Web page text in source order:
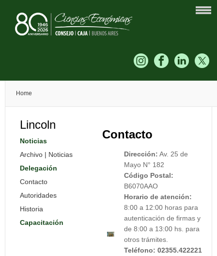
Home
Lincoln
Noticias
Archivo | Noticias
Delegación
Contacto
Autoridades
Historia
Capacitación
Contacto
Dirección: Av. 25 de
Mayo N° 182
Código Postal:
B6070AAO
Horario de atención:
8:00 a 12:00 horas para
autenticación de firmas y
de 8:00 a 13:00 hs. para
otros trámites.
Teléfono: 02355.422221